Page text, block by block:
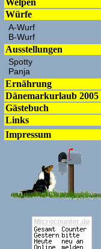
Würfe
A-Wurf
B-Wurf
Ausstellungen
Spotty
Panja
Ernährung
Dänemarkurlaub 2005
Gästebuch
Links
Impressum